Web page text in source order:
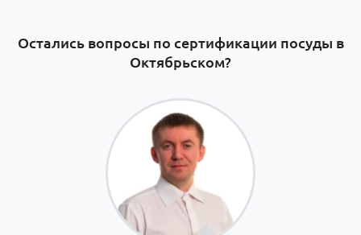
Остались вопросы по сертификации посуды в
Октябрьском​?